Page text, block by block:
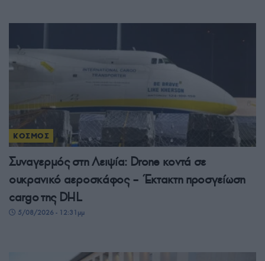
ΚΟΣΜΟΣ
Συναγερμός στη Λειψία: Drone κοντά σε
ουκρανικό αεροσκάφος – Έκτακτη προσγείωση
cargo της DHL
5/08/2026 - 12:31μμ